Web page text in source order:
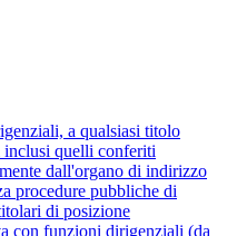
a qualsiasi titolo
quelli conferiti
dall'organo di indirizzo
procedure pubbliche di
di posizione
con funzioni dirigenziali (da